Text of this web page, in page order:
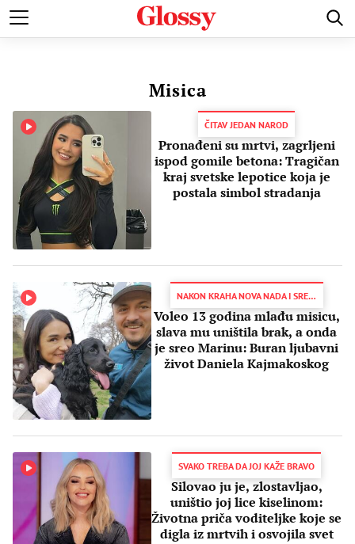
POZNATI MODA I LEPOTA ZDRAVI I SREĆNI LJUBAV
Misica
ČITAV JEDAN NAROD
Pronađeni su mrtvi, zagrljeni
ispod gomile betona: Tragičan
kraj svetske lepotice koja je
postala simbol stradanja
NAKON KRAHA NOVA NADA I SREĆA
Voleo 13 godina mlađu misicu,
slava mu uništila brak, a onda
je sreo Marinu: Buran ljubavni
život Daniela Kajmakoskog
SVAKO TREBA DA JOJ KAŽE BRAVO
Silovao ju je, zlostavljao,
uništio joj lice kiselinom:
Životna priča voditeljke koje se
digla iz mrtvih i osvojila svet